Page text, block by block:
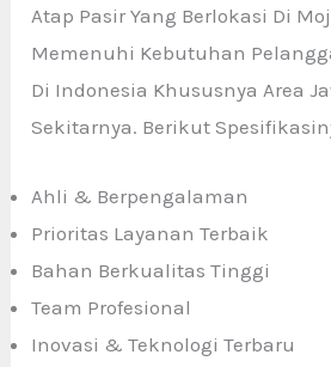
Atap Pasir Yang Berlokasi Di
Memenuhi Kebutuhan
Di Indonesia Khususnya Area
Sekitarnya. Berikut
Ahli & Berpengalaman
Prioritas Layanan Terbaik
Bahan Berkualitas Tinggi
Team Profesional
Inovasi & Teknologi Terbaru